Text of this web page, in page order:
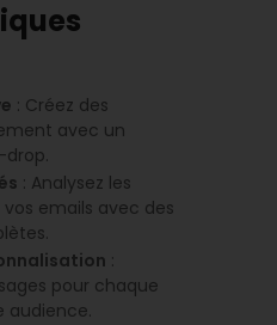
: Créez des
avec un
: Analysez les
emails avec des
:
pour chaque
audience.